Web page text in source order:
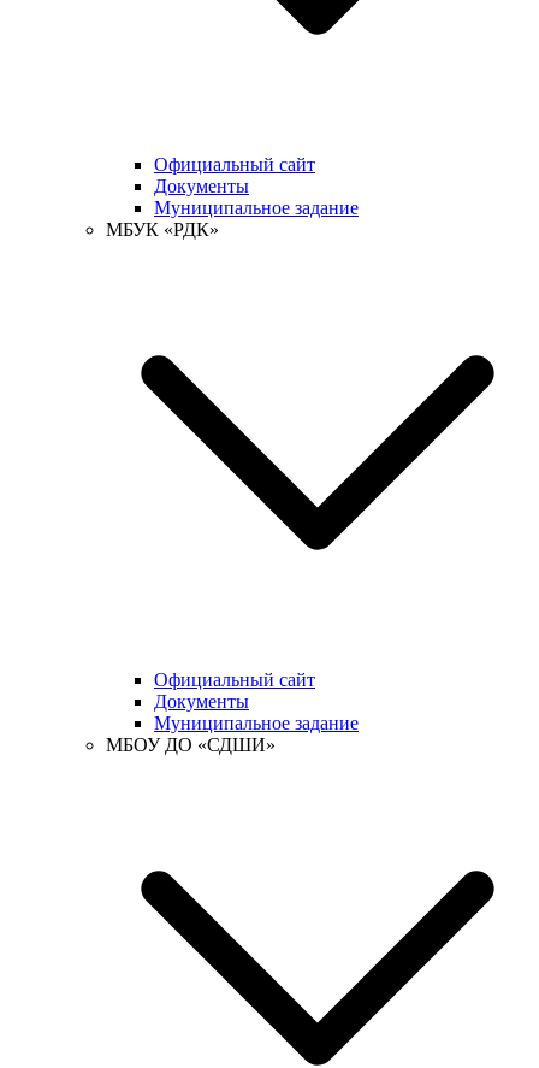
Официальный сайт
Документы
Муниципальное задание
МБУК «РДК»
Официальный сайт
Документы
Муниципальное задание
МБОУ ДО «СДШИ»